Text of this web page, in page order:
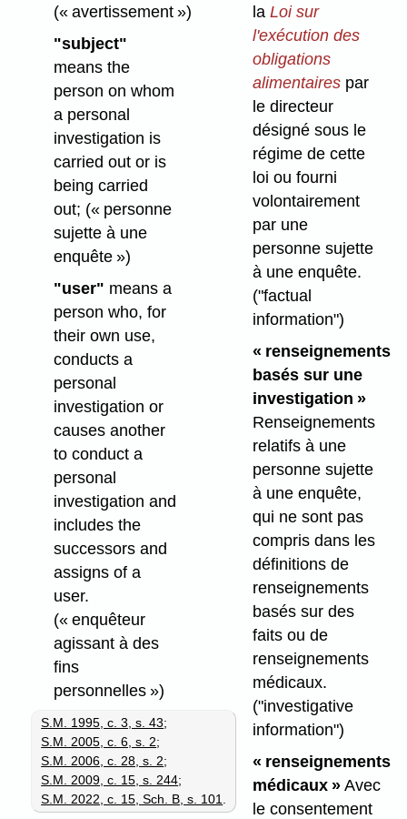
(« avertissement »)
"subject"
means the
person on whom
a personal
investigation is
carried out or is
being carried
out; (« personne
sujette à une
enquête »)
"user" means a
person who, for
their own use,
conducts a
personal
investigation or
causes another
to conduct a
personal
investigation and
includes the
successors and
assigns of a
user.
(« enquêteur
agissant à des
fins
personnelles »)
S.M. 1995, c. 3, s. 43;
S.M. 2005, c. 6, s. 2;
S.M. 2006, c. 28, s. 2;
S.M. 2009, c. 15, s. 244;
S.M. 2022, c. 15, Sch. B, s. 101.
la Loi sur
l'exécution des
obligations
alimentairespar
le directeur
désigné sous le
régime de cette
loi ou fourni
volontairement
par une
personne sujette
à une enquête.
("factual
information")
« renseignements
basés sur une
investigation »
Renseignements
relatifs à une
personne sujette
à une enquête,
qui ne sont pas
compris dans les
définitions de
renseignements
basés sur des
faits ou de
renseignements
médicaux.
("investigative
information")
« renseignements
médicaux »Avec
le consentement